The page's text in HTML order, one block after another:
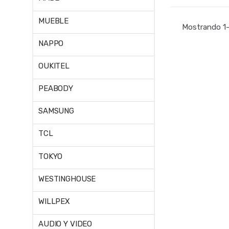
Mostrando
MUEBLE
NAPPO
OUKITEL
PEABODY
SAMSUNG
TCL
TOKYO
WESTINGHOUSE
WILLPEX
AUDIO Y VIDEO